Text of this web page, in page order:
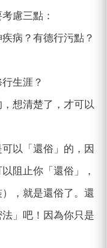
慮三點：
病？有德行污點？
生涯？
想清楚了，才可以
以「還俗」的，因
阻止你「還俗」，
，就是還俗了。還
」吧！因為你只是